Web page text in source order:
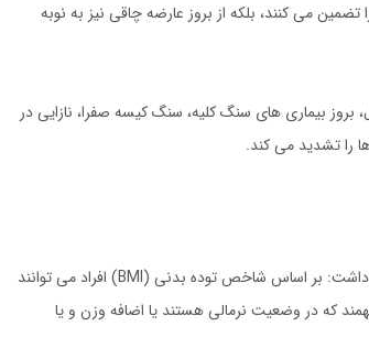
می کنند، بلکه از بروز عارضه چاقی نیز به نوبه
تغذیه کاهش سن بیماری های قلبی و رسیدن آن به حدود 40 سال، بروز بیماری های سنگ کلیه، سنگ کیسه صفرا، نازایی در
را تشدید می کند.
بابایی در ادامه به ارائه یک شاخص جهت تعیین وضعیت بدنی پرداخت و ابراز داشت: بر اساس شاخص توده بدنی (BMI) افراد می توانند
وزن خود (بر حسب کیلوگرم) بر قد خود(بر حسب متر) به توان 2، بفهمند که در وضعیت نرمالی هستند یا اضافه وزن و یا